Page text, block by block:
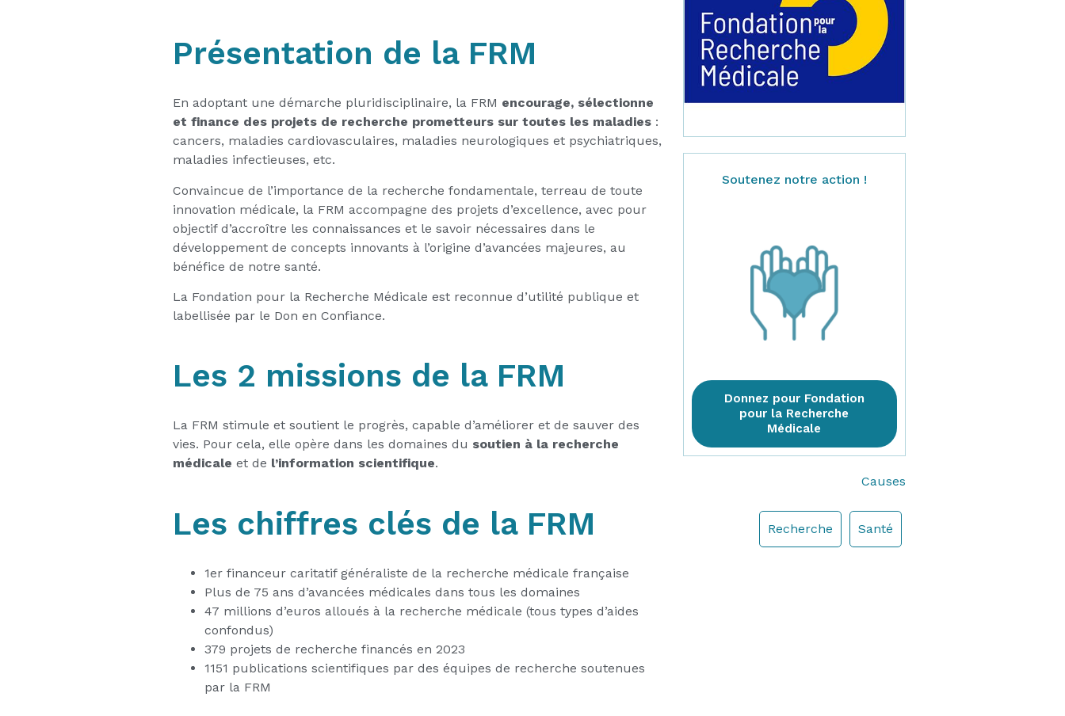
Présentation de la FRM
En adoptant une démarche pluridisciplinaire, la FRM encourage, sélectionne
et finance des projets de recherche prometteurs sur toutes les maladies :
cancers, maladies cardiovasculaires, maladies neurologiques et psychiatriques,
maladies infectieuses, etc.
Convaincue de l’importance de la recherche fondamentale, terreau de toute
innovation médicale, la FRM accompagne des projets d’excellence, avec pour
objectif d’accroître les connaissances et le savoir nécessaires dans le
développement de concepts innovants à l’origine d’avancées majeures, au
bénéfice de notre santé.
La Fondation pour la Recherche Médicale est reconnue d’utilité publique et
labellisée par le Don en Confiance.
Les 2 missions de la FRM
La FRM stimule et soutient le progrès, capable d’améliorer et de sauver des
vies. Pour cela, elle opère dans les domaines du soutien à la recherche
médicale et de l’information scientifique.
Les chiffres clés de la FRM
1er financeur caritatif généraliste de la recherche médicale française
Plus de 75 ans d’avancées médicales dans tous les domaines
47 millions d’euros alloués à la recherche médicale (tous types d’aides
confondus)
379 projets de recherche financés en 2023
1151 publications scientifiques par des équipes de recherche soutenues
par la FRM
Soutenez notre action !
Donnez pour Fondation
pour la Recherche
Médicale
Causes
Santé
Recherche